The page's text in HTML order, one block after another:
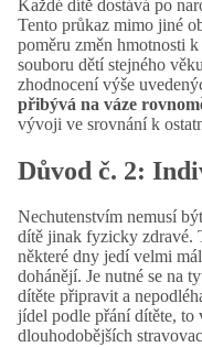
Každé dítě dostává po
Tento průkaz mimo jiné
poměru změn hmotnosti
souboru dětí stejného
zhodnocení výše
přibývá na váze
vývoji ve srovnání k
Důvod č. 2:
Nechutenstvím nemusí
dítě jinak fyzicky zdravé.
některé dny jedí velmi
dohánějí. Je nutné se na
dítěte připravit a
jídel podle přání dítěte, to
dlouhodobějších